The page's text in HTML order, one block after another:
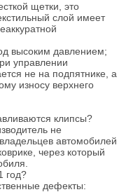
щетки, это
слой имеет
высоким давлением;
управлении
не на подпятнике, а
износу верхнего
клипсы?
не
автомобилей
через который
год?
дефекты: